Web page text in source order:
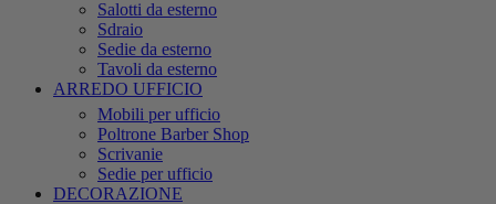
Salotti da esterno
Sdraio
Sedie da esterno
Tavoli da esterno
ARREDO UFFICIO
Mobili per ufficio
Poltrone Barber Shop
Scrivanie
Sedie per ufficio
DECORAZIONE